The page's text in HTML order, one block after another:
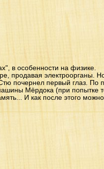
в особенности на физике.
продавая электроорганы.
почернел первый глаз. По
Мёрдока (при попытке
И как после этого